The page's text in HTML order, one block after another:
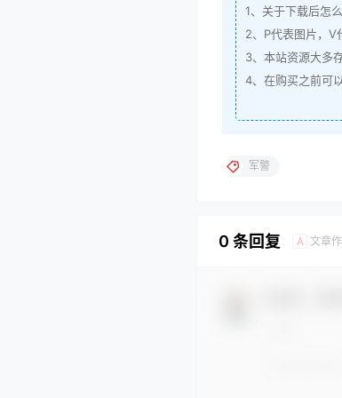
1、关于下载后怎
2、P代表图片，V
3、本站资源大多
4、在购买之前可
军警
0 条回复 A 文章